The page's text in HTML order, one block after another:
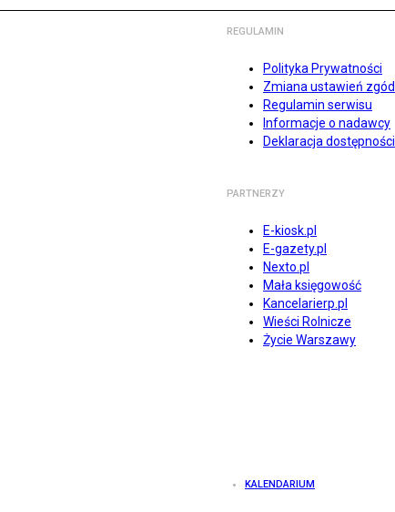
REGULAMIN
Polityka Prywatności
Zmiana ustawień zgód
Regulamin serwisu
Informacje o nadawcy
Deklaracja dostępności
PARTNERZY
E-kiosk.pl
E-gazety.pl
Nexto.pl
Mała księgowość
Kancelarierp.pl
Wieści Rolnicze
Życie Warszawy
KALENDARIUM